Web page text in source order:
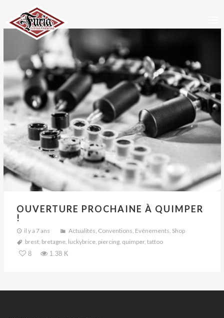
ACCUEIL
TATTOOS
PIERCING
STAFF
RDV / CONTACT
OUVERTURE PROCHAINE À QUIMPER
!
il y a 7 ans Actualités Conventions Evénements Shop
brest, bretagne, luckybrice, piercing, quimper, tattoo
8
1.38 K